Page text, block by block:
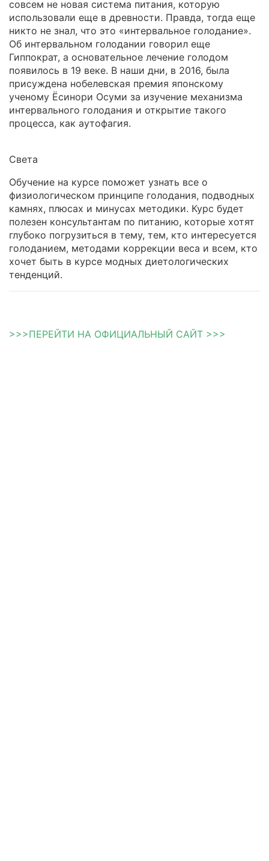
совсем не новая система питания, которую
использовали еще в древности. Правда, тогда еще
никто не знал, что это «интервальное голодание».
Об интервальном голодании говорил еще
Гиппократ, а основательное лечение голодом
появилось в 19 веке. В наши дни, в 2016, была
присуждена нобелевская премия японскому
ученому Ёсинори Осуми за изучение механизма
интервального голодания и открытие такого
процесса, как аутофагия.
Света
Обучение на курсе поможет узнать все о
физиологическом принципе голодания, подводных
камнях, плюсах и минусах методики. Курс будет
полезен консультантам по питанию, которые хотят
глубоко погрузиться в тему, тем, кто интересуется
голоданием, методами коррекции веса и всем, кто
хочет быть в курсе модных диетологических
тенденций.
>>>ПЕРЕЙТИ НА ОФИЦИАЛЬНЫЙ САЙТ >>>